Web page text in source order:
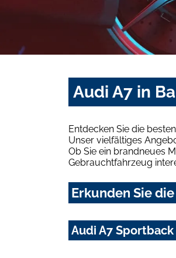
Audi A7 in
Entdecken Sie die
Unser vielfältiges
Ob Sie ein brandneues
Gebrauchtfahrzeug
Erkunden Sie
Audi A7 Sportback